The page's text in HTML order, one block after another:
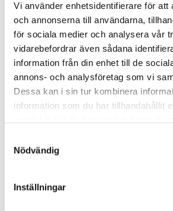
Vi använder enhetsidentifierare för att
och annonserna till användarna,
för sociala medier och analysera vår
vidarebefordrar även sådana
information från din enhet till de
annons- och analysföretag som vi
Dessa kan i sin tur kombinera
information som du har tillhandahållit
Nödvändig
Inställningar
Välj Modell
remove add
Produktinformation